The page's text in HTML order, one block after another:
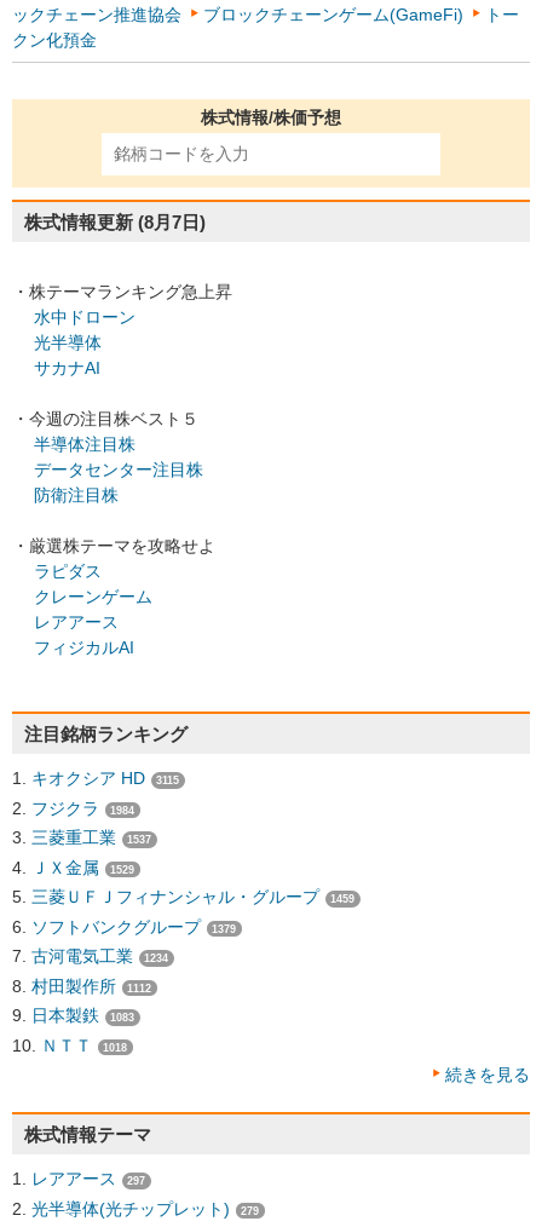
ックチェーン推進協会
ブロックチェーンゲーム(GameFi)
トー
クン化預金
株式情報/株価予想
株式情報更新 (8月7日)
・株テーマランキング急上昇
水中ドローン
光半導体
サカナAI
・今週の注目株ベスト５
半導体注目株
データセンター注目株
防衛注目株
・厳選株テーマを攻略せよ
ラピダス
クレーンゲーム
レアアース
フィジカルAI
注目銘柄ランキング
キオクシア HD 3115
フジクラ 1984
三菱重工業 1537
ＪＸ金属 1529
三菱ＵＦＪフィナンシャル・グループ 1459
ソフトバンクグループ 1379
古河電気工業 1234
村田製作所 1112
日本製鉄 1083
ＮＴＴ 1018
続きを見る
株式情報テーマ
レアアース 297
光半導体(光チップレット) 279